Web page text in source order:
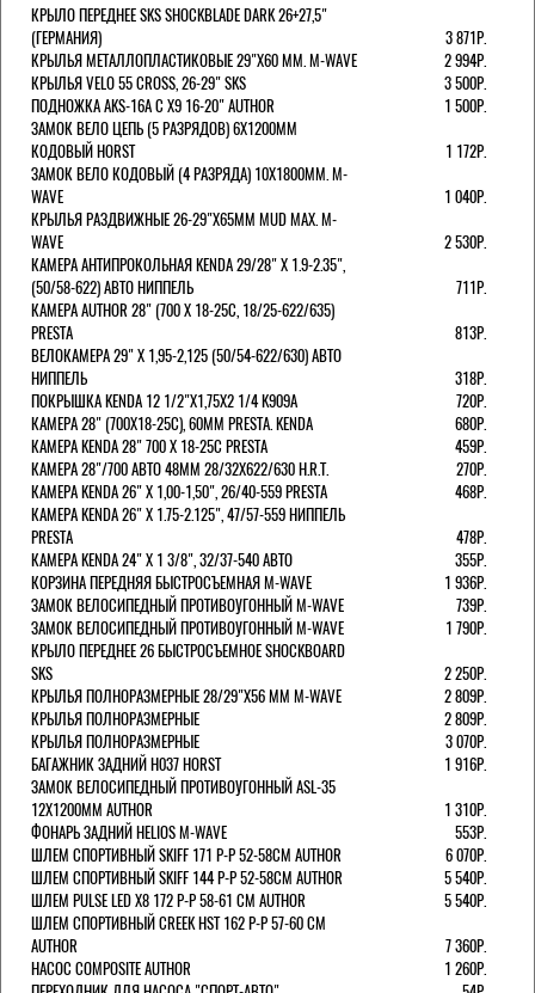
КРЫЛО ПЕРЕДНЕЕ SKS SHOCKBLADE DARK 26+27,5"
(ГЕРМАНИЯ)
3 871Р.
КРЫЛЬЯ МЕТАЛЛОПЛАСТИКОВЫЕ 29"Х60 ММ. M-WAVE
2 994Р.
КРЫЛЬЯ VELO 55 CROSS, 26-29" SKS
3 500Р.
ПОДНОЖКА AKS-16A C X9 16-20" AUTHOR
1 500Р.
ЗАМОК ВЕЛО ЦЕПЬ (5 РАЗРЯДОВ) 6Х1200ММ
КОДОВЫЙ HORST
1 172Р.
ЗАМОК ВЕЛО КОДОВЫЙ (4 РАЗРЯДА) 10Х1800ММ. M-
WAVE
1 040Р.
КРЫЛЬЯ РАЗДВИЖНЫЕ 26-29"Х65ММ MUD MAX. M-
WAVE
2 530Р.
КАМЕРА АНТИПРОКОЛЬНАЯ KENDA 29/28" Х 1.9-2.35",
(50/58-622) АВТО НИППЕЛЬ
711Р.
КАМЕРА AUTHOR 28" (700 Х 18-25С, 18/25-622/635)
PRESTA
813Р.
ВЕЛОКАМЕРА 29" X 1,95-2,125 (50/54-622/630) АВТО
НИППЕЛЬ
318Р.
ПОКРЫШКА KENDA 12 1/2"Х1,75X2 1/4 K909A
720Р.
КАМЕРА 28" (700Х18-25С), 60ММ PRESTA. KENDA
680Р.
КАМЕРА KENDA 28" 700 Х 18-25С PRESTA
459Р.
КАМЕРА 28"/700 АВТО 48ММ 28/32Х622/630 H.R.T.
270Р.
КАМЕРА KENDA 26" Х 1,00-1,50", 26/40-559 PRESTA
468Р.
КАМЕРА KENDA 26" Х 1.75-2.125", 47/57-559 НИППЕЛЬ
PRESTA
478Р.
КАМЕРА KENDA 24" Х 1 3/8", 32/37-540 АВТО
355Р.
КОРЗИНА ПЕРЕДНЯЯ БЫСТРОСЪЕМНАЯ M-WAVE
1 936Р.
ЗАМОК ВЕЛОСИПЕДНЫЙ ПРОТИВОУГОННЫЙ M-WAVE
739Р.
ЗАМОК ВЕЛОСИПЕДНЫЙ ПРОТИВОУГОННЫЙ M-WAVE
1 790Р.
КРЫЛО ПЕРЕДНЕЕ 26 БЫСТРОСЪЕМНОЕ SHOCKBOARD
SKS
2 250Р.
КРЫЛЬЯ ПОЛНОРАЗМЕРНЫЕ 28/29"Х56 ММ M-WAVE
2 809Р.
КРЫЛЬЯ ПОЛНОРАЗМЕРНЫЕ
2 809Р.
КРЫЛЬЯ ПОЛНОРАЗМЕРНЫЕ
3 070Р.
БАГАЖНИК ЗАДНИЙ H037 HORST
1 916Р.
ЗАМОК ВЕЛОСИПЕДНЫЙ ПРОТИВОУГОННЫЙ ASL-35
12Х1200ММ AUTHOR
1 310Р.
ФОНАРЬ ЗАДНИЙ HELIOS M-WAVE
553Р.
ШЛЕМ СПОРТИВНЫЙ SKIFF 171 Р-Р 52-58СМ AUTHOR
6 070Р.
ШЛЕМ СПОРТИВНЫЙ SKIFF 144 Р-Р 52-58СМ AUTHOR
5 540Р.
ШЛЕМ PULSE LED X8 172 Р-Р 58-61 СМ AUTHOR
5 540Р.
ШЛЕМ СПОРТИВНЫЙ CREEK HST 162 Р-Р 57-60 СМ
AUTHOR
7 360Р.
НАСОС COMPOSITE AUTHOR
1 260Р.